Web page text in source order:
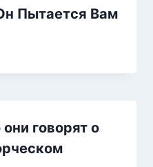
Пытается Вам
говорят о